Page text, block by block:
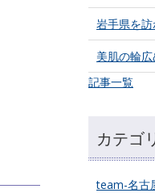
岩手県を訪
美肌の輪
記事一覧
カテゴ
team-名古